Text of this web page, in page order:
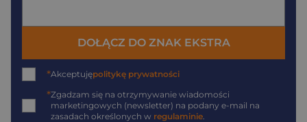
DOŁĄCZ DO ZNAK EKSTRA
*Akceptujępolitykę prywatności
*Zgadzam się na otrzymywanie wiadomości
marketingowych (newsletter) na podany e-mail na
zasadach określonych w regulaminie